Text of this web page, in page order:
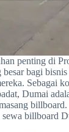
penting di
bagi
Sebagai
Dumai
billboard.
sewa billboard